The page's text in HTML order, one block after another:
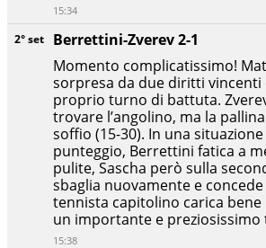
2° set
Berrettini-Zverev 2-1
Momento complicatissimo!
sorpresa da due diritti vincenti
proprio turno di battuta.
trovare l’angolino, ma la
soffio (15-30). In una
punteggio, Berrettini fatica a
pulite, Sascha però sulla
sbaglia nuovamente e
tennista capitolino carica bene
un importante e
15:38
15:34